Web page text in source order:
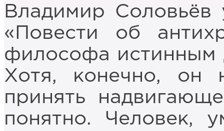
Владимир Соловьёв
«Повести об
философа истинным
Хотя, конечно, он
принять
понятно. Человек,